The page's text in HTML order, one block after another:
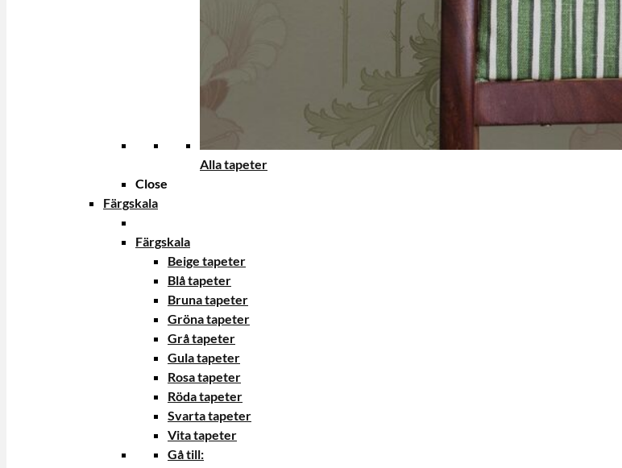
Alla tapeter
Close
Färgskala
Färgskala
Beige tapeter
Blå tapeter
Bruna tapeter
Gröna tapeter
Grå tapeter
Gula tapeter
Rosa tapeter
Röda tapeter
Svarta tapeter
Vita tapeter
Gå till: